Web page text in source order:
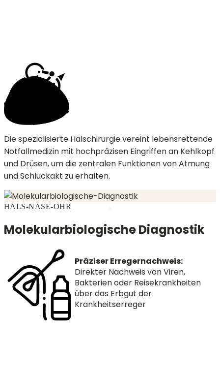
Die spezialisierte Halschirurgie vereint lebensrettende
Notfallmedizin mit hochpräzisen Eingriffen an Kehlkopf
und Drüsen, um die zentralen Funktionen von Atmung
und Schluckakt zu erhalten.
HALS-NASE-OHR
Molekularbiologische Diagnostik
Präziser Erregernachweis:
Direkter Nachweis von Viren,
Bakterien oder Reisekrankheiten
über das Erbgut der
Krankheitserreger